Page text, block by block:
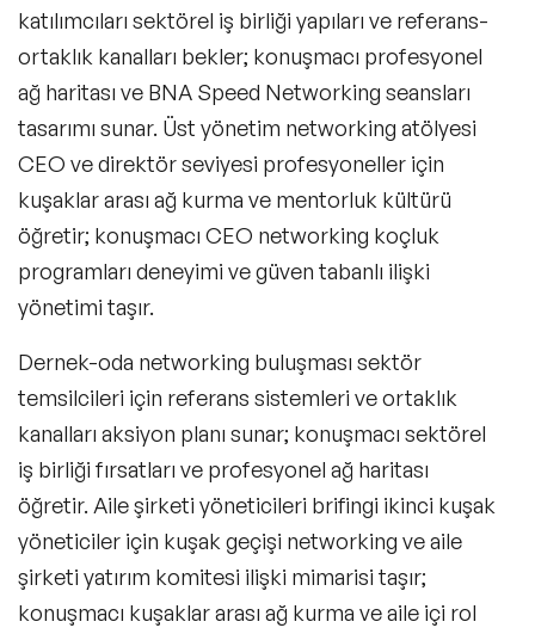
katılımcıları sektörel iş birliği yapıları ve referans-
ortaklık kanalları bekler; konuşmacı profesyonel
ağ haritası ve BNA Speed Networking seansları
tasarımı sunar. Üst yönetim networking atölyesi
CEO ve direktör seviyesi profesyoneller için
kuşaklar arası ağ kurma ve mentorluk kültürü
öğretir; konuşmacı CEO networking koçluk
programları deneyimi ve güven tabanlı ilişki
yönetimi taşır.
Dernek-oda networking buluşması sektör
temsilcileri için referans sistemleri ve ortaklık
kanalları aksiyon planı sunar; konuşmacı sektörel
iş birliği fırsatları ve profesyonel ağ haritası
öğretir. Aile şirketi yöneticileri brifingi ikinci kuşak
yöneticiler için kuşak geçişi networking ve aile
şirketi yatırım komitesi ilişki mimarisi taşır;
konuşmacı kuşaklar arası ağ kurma ve aile içi rol